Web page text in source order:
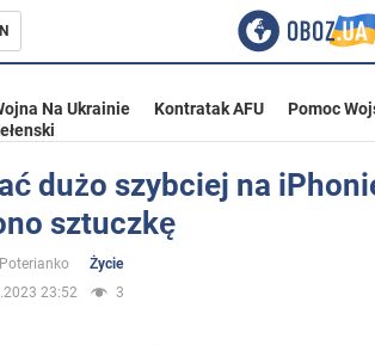
Na Ukrainie Kontratak AFU Pomoc
dużo szybciej na
sztuczkę
Życie
23:52
3